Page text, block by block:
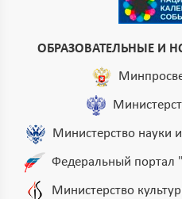
ОБРАЗОВАТЕЛЬНЫЕ И
Министерство науки
Федеральный портал
Министерство